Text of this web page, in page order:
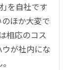
｣を自社です
ほか大変で
相応のコス
が社内にな